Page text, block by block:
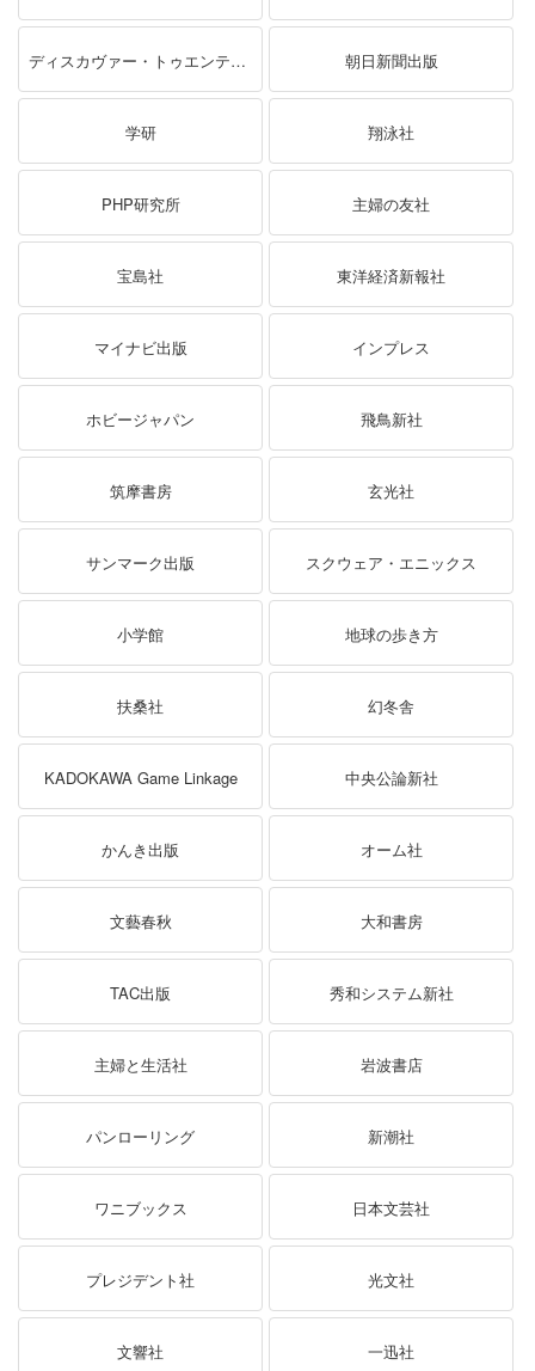
ディスカヴァー・トゥエンティワン 朝日新聞出版
学研 翔泳社
PHP研究所 主婦の友社
宝島社 東洋経済新報社
マイナビ出版 インプレス
ホビージャパン 飛鳥新社
筑摩書房 玄光社
サンマーク出版 スクウェア・エニックス
小学館 地球の歩き方
扶桑社 幻冬舎
KADOKAWA Game Linkage 中央公論新社
かんき出版 オーム社
文藝春秋 大和書房
TAC出版 秀和システム新社
主婦と生活社 岩波書店
パンローリング 新潮社
ワニブックス 日本文芸社
プレジデント社 光文社
文響社 一迅社